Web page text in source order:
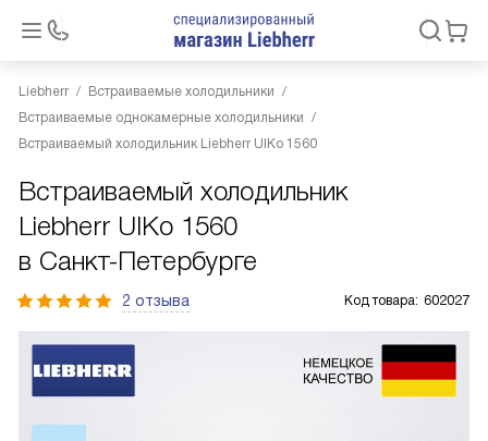
Liebherr
Встраиваемые холодильники
Встраиваемые однокамерные холодильники
Встраиваемый холодильник Liebherr UIKo 1560
Встраиваемый холодильник
Liebherr UIKo 1560
в Санкт-Петербурге
2 отзыва Код товара: 602027